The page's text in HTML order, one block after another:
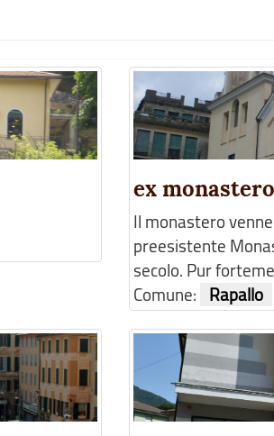
ex
Il monastero
preesistente
secolo. Pur
Comune:
Rapallo